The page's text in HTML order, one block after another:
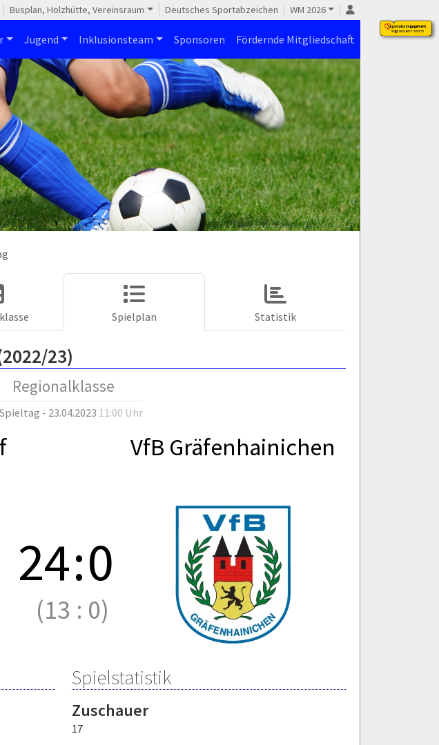
Busplan, Holzhütte, Vereinsraum Deutsches Sportabzeichen WM 2026
Jugend Inklusionsteam Sponsoren Fördernde Mitgliedschaft
Spielplan Statistik
23)
Regionalklasse
- 23.04.2023 11:00 Uhr
VfB Gräfenhainichen
24:0
(13 : 0)
Spielstatistik
Zuschauer
17